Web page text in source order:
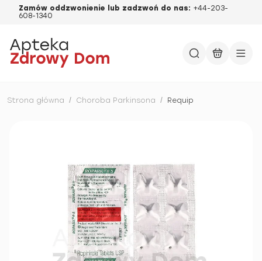
Zamów oddzwonienie lub zadzwoń do nas: +44-203-
608-1340
Strona główna / Choroba Parkinsona / Requip